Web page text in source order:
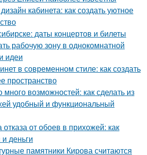
кабинета: как создать уютное
даты концертов и билеты
рабочую зону в однокомнатной
идеи
в современном стиле: как создать
пространство
возможностей: как сделать из
удобный и функциональный
от обоев в прихожей: как
деньги
памятники Кирова считаются